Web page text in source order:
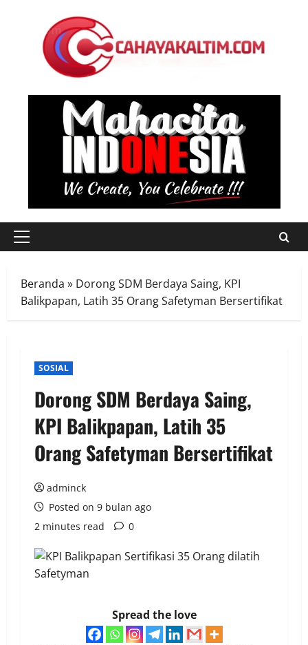
Primary
Beranda » Dorong SDM Berdaya Saing, KPI
Balikpapan, Latih 35 Orang Safetyman Bersertifikat
SOSIAL
Dorong SDM Berdaya Saing,
KPI Balikpapan, Latih 35
Orang Safetyman Bersertifikat
adminck
Posted on 9 bulan ago
2 minutes read
0
Spread the love